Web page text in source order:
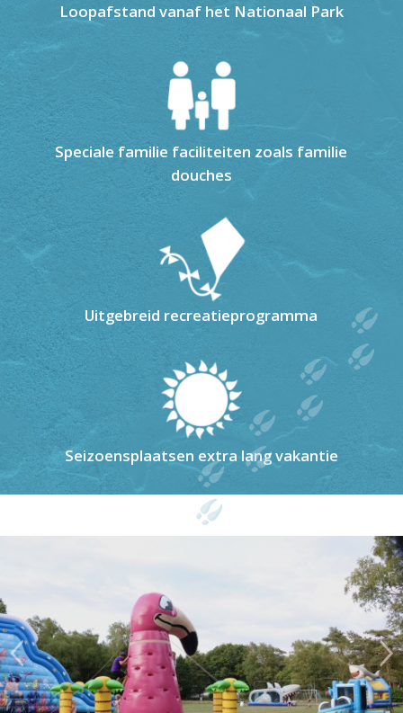
Loopafstand vanaf het Nationaal Park
Speciale familie faciliteiten zoals familie
douches
Uitgebreid recreatieprogramma
Seizoensplaatsen extra lang vakantie